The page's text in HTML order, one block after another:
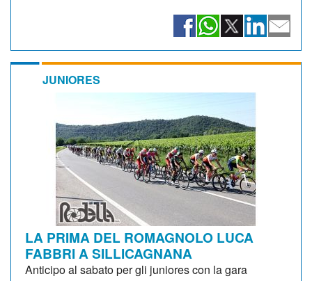
JUNIORES
LA PRIMA DEL ROMAGNOLO LUCA
FABBRI A SILLICAGNANA
Anticipo al sabato per gli juniores con la gara